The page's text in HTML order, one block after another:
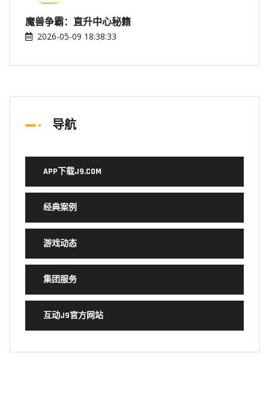
魔兽争霸：直升中心秘籍
2026-05-09 18:38:33
导航
APP下载J9.COM
经典案例
游戏动态
集团服务
互动J9官方网站